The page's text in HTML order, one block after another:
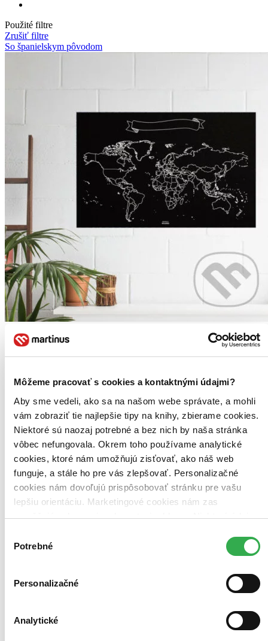
Môžeme pracovať s cookies a kontaktnými údajmi?
Aby sme vedeli, ako sa na našom webe správate, a mohli
vám zobraziť tie najlepšie tipy na knihy, zbierame cookies.
Niektoré sú naozaj potrebné a bez nich by naša stránka
vôbec nefungovala. Okrem toho používame analytické
cookies, ktoré nám umožňujú zisťovať, ako náš web
funguje, a stále ho pre vás zlepšovať. Personalizačné
cookies nám dovoľujú prispôsobovať stránku pre vašu
lepšiu orientáciu. Marketingové cookies nám zas
umožňujú zobrazenie relevantnej reklamy. Niektoré údaje
keby sme mohli používať všetky tieto cookies. Ďakujeme!
súhlasu
Potrebné
Personalizačné
Analytické
Použité filtre
Zrušiť filtre
So španielskym pôvodom
Kriedami popisovateľná mapa sveta. Táto mapa sveta z vinylovej
tabule je určená pre milovníkov dobrodružstva. S našou kriedovou
predstáv pomocou 6 farebných kried, ktoré sú súčasťou balenia...
39,79 €
Do 5 – 10 dní
Tento produkt momentálne nemáme na sklade, ale zvyčajne
vám ho vieme zabezpečiť a odoslať do 5 – 10 dní. A
posnažíme sa aj trochu rýchlejšie!
Pridať do zoznamu
Vložiť do košíka